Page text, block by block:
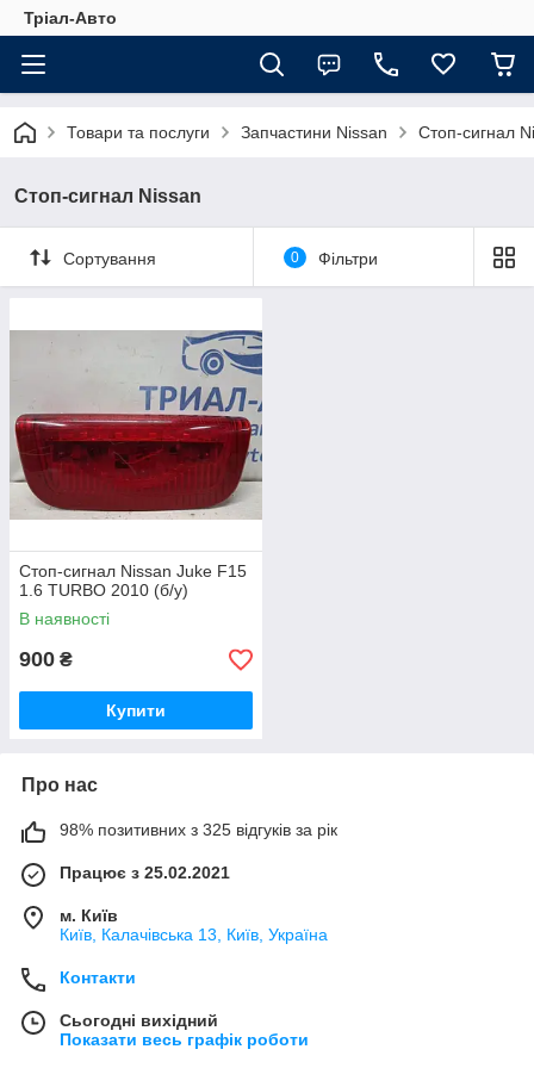
Тріал-Авто
Товари та послуги Запчастини Nissan Стоп-сигнал
Стоп-сигнал Nissan
Сортування 0 Фільтри
Стоп-сигнал Nissan Juke F15
1.6 TURBO 2010 (б/у)
В наявності
900 ₴
Купити
Про нас
98% позитивних з 325 відгуків за рік
Працює з 25.02.2021
м. Київ
Київ, Калачівська 13, Київ, Україна
Контакти
Сьогодні вихідний
Показати весь графік роботи